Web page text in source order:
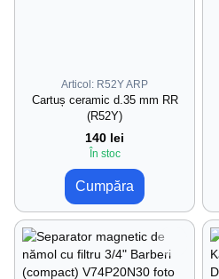
Articol: R52Y ARP
Cartuș ceramic d.35 mm RR
(R52Y)
140 lei
În stoc
Cumpăra